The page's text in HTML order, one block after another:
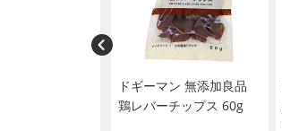
ドギーマン 無添加良品
鶏レバーチップス 60g